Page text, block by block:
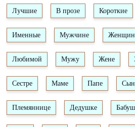
Лучшие В прозе Короткие
Именные Мужчине
Любимой Мужу Жене
Сестре Маме Папе
Племяннице Дедушке